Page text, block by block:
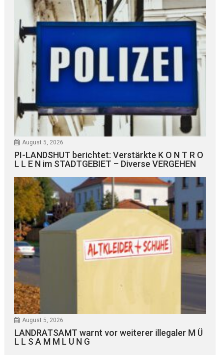
August 5, 2026
PI-LANDSHUT berichtet: Verstärkte K O N T R O
L L E N im STADTGEBIET – Diverse VERGEHEN
August 5, 2026
LANDRATSAMT warnt vor weiterer illegaler M Ü
L L S A M M L U N G